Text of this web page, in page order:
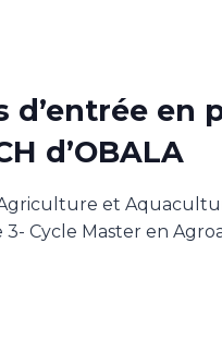
d’entrée en
d’OBALA
Agriculture et
Cycle Master en